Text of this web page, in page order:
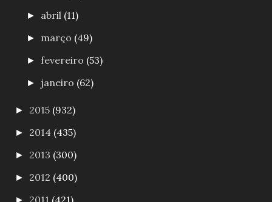
► abril (11)
► março (49)
►fevereiro (53)
► janeiro (62)
► 2015 (932)
► 2014 (435)
► 2013 (300)
► 2012 (400)